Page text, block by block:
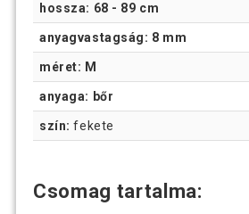
hossza: 68 - 89 cm
anyagvastagság: 8 mm
méret: M
anyaga: bőr
szín: fekete
Csomag tartalma: